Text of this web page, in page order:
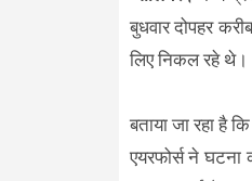
बुधवार दोपहर
लिए निकल रहे थे।
बताया जा रहा है
एयरफोर्स ने